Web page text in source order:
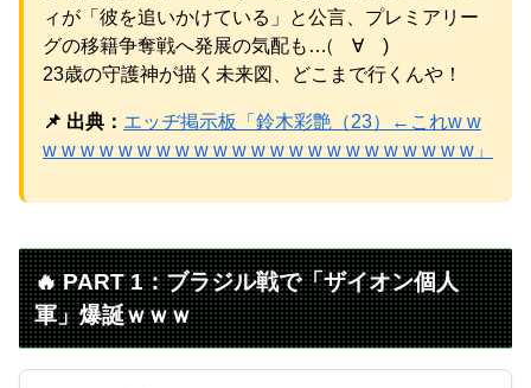
元AKB社長、22億円申告漏れ 乃木坂46運営会社の株式を
パチンコ京楽産業に譲渡【ノース・リバー】【窪田康志】
Powered by livedoor 相互RSS
ィが「彼を追いかけている」と公言、プレミアリー
グの移籍争奪戦へ発展の気配も…(゚∀゚)
23歳の守護神が描く未来図、どこまで行くんや！
📌 出典： エッヂ掲示板「鈴木彩艶（23）←これw w
w w w w w w w w w w w w w w w w w w w w w w w」
🔥 PART 1：ブラジル戦で「ザイオン個人
軍」爆誕ｗｗｗ